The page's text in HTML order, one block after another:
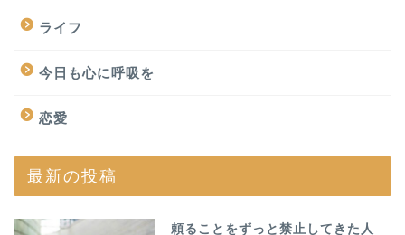
ライフ
今日も心に呼吸を
恋愛
最新の投稿
頼ることをずっと禁止してきた人